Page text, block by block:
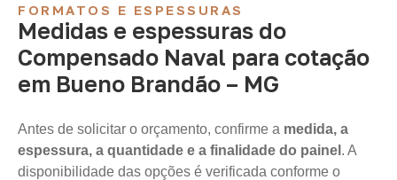
FORMATOS E ESPESSURAS
Medidas e espessuras do
Compensado Naval para cotação
em Bueno Brandão – MG
Antes de solicitar o orçamento, confirme a medida, a
espessura, a quantidade e a finalidade do painel . A
disponibilidade das opções é verificada conforme o